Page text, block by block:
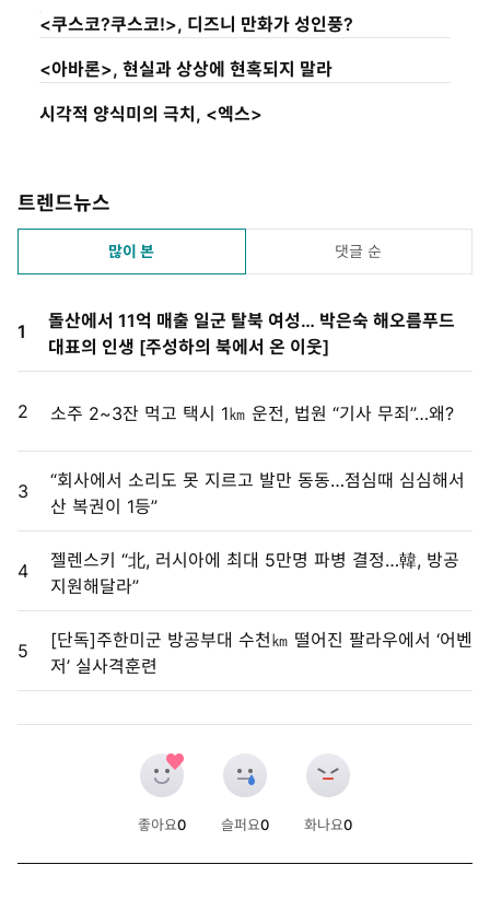
<쿠스코?쿠스코!>, 디즈니 만화가 성인풍?
<아바론>, 현실과 상상에 현혹되지 말라
시각적 양식미의 극치, <엑스>
트렌드뉴스
많이 본 댓글 순
1
돌산에서 11억 매출 일군 탈북 여성… 박은숙 해오름푸드
대표의 인생 [주성하의 북에서 온 이웃]
2 소주 2~3잔 먹고 택시 1㎞ 운전, 법원 “기사 무죄”…왜?
3
“회사에서 소리도 못 지르고 발만 동동…점심때 심심해서
산 복권이 1등”
4
젤렌스키 “北, 러시아에 최대 5만명 파병 결정…韓, 방공
지원해달라”
5
[단독]주한미군 방공부대 수천㎞ 떨어진 팔라우에서 ‘어벤
저’ 실사격훈련
좋아요0
슬퍼요0
화나요0